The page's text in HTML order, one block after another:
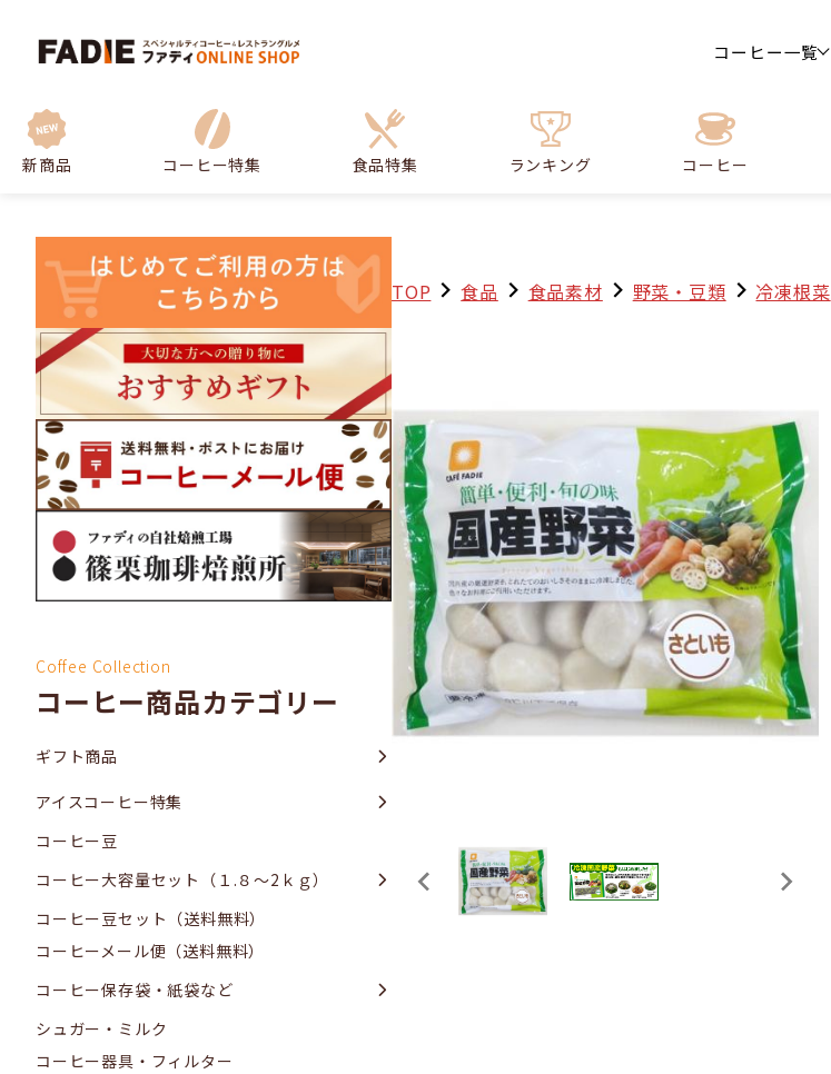
コーヒー一覧
新商品 コーヒー特集 食品特集 ランキング コーヒー
Coffee Collection
コーヒー商品カテゴリー
ギフト商品
アイスコーヒー特集
コーヒー豆
コーヒー大容量セット（１.８～2ｋｇ）
コーヒー豆セット（送料無料）
コーヒーメール便（送料無料）
コーヒー保存袋・紙袋など
シュガー・ミルク
コーヒー器具・フィルター
TOP 食品 食品素材 野菜・豆類 冷凍根菜